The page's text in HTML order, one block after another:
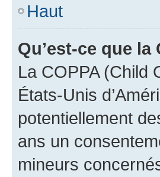
Haut
Qu’est-ce que la
La COPPA (Child
États-Unis
potentiellement
ans un
mineurs